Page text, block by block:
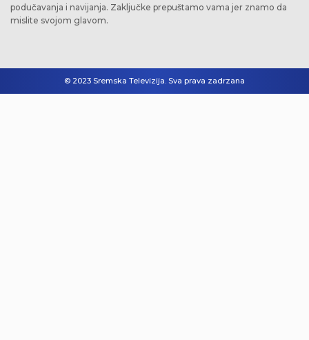
podučavanja i navijanja. Zaključke prepuštamo vama jer znamo da
mislite svojom glavom.
© 2023 Sremska Televizija. Sva prava zadrzana